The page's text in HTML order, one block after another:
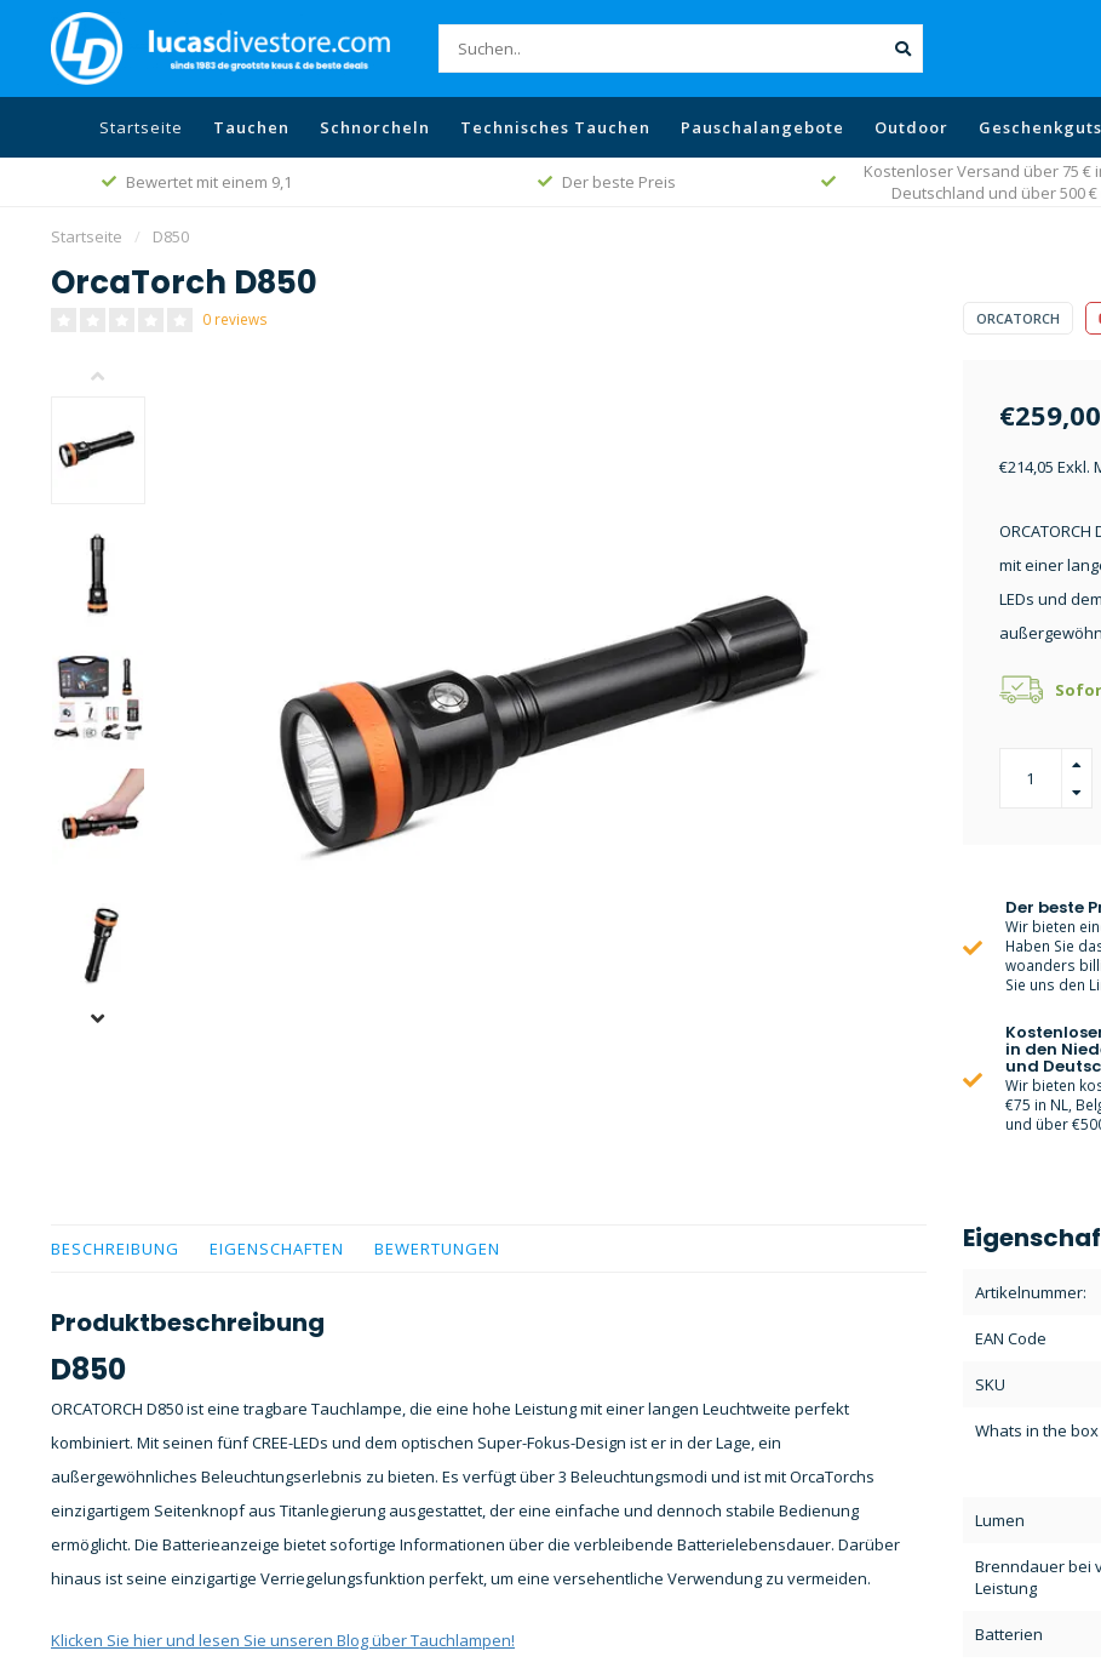
Startseite Tauchen Schnorcheln Technisches Tauchen Pauschalangebote Outdoor
Bewertet mit einem 9,1 Der beste Preis
Kostenloser Versand über 75 €
Deutschland und über 500 €
Startseite / D850
OrcaTorch D850
0 reviews ORCATORCH
€259,00
€214,05 Exkl.
mit einer
LEDs und
Der beste
Wir bieten
Haben Sie
woanders
Sie uns den
in den
und
Wir bieten
€75 in NL,
und über
BESCHREIBUNG EIGENSCHAFTEN BEWERTUNGEN
Produktbeschreibung
D850
ORCATORCH D850 ist eine tragbare Tauchlampe, die eine hohe Leistung mit einer langen Leuchtweite perfekt
kombiniert. Mit seinen fünf CREE-LEDs und dem optischen Super-Fokus-Design ist er in der Lage, ein
außergewöhnliches Beleuchtungserlebnis zu bieten. Es verfügt über 3 Beleuchtungsmodi und ist mit OrcaTorchs
einzigartigem Seitenknopf aus Titanlegierung ausgestattet, der eine einfache und dennoch stabile Bedienung
ermöglicht. Die Batterieanzeige bietet sofortige Informationen über die verbleibende Batterielebensdauer. Darüber
hinaus ist seine einzigartige Verriegelungsfunktion perfekt, um eine versehentliche Verwendung zu vermeiden.
Klicken Sie hier und lesen Sie unseren Blog über Tauchlampen!
Artikelnummer:
EAN Code
SKU
Whats in the box
Lumen
Brenndauer bei
Leistung
Batterien